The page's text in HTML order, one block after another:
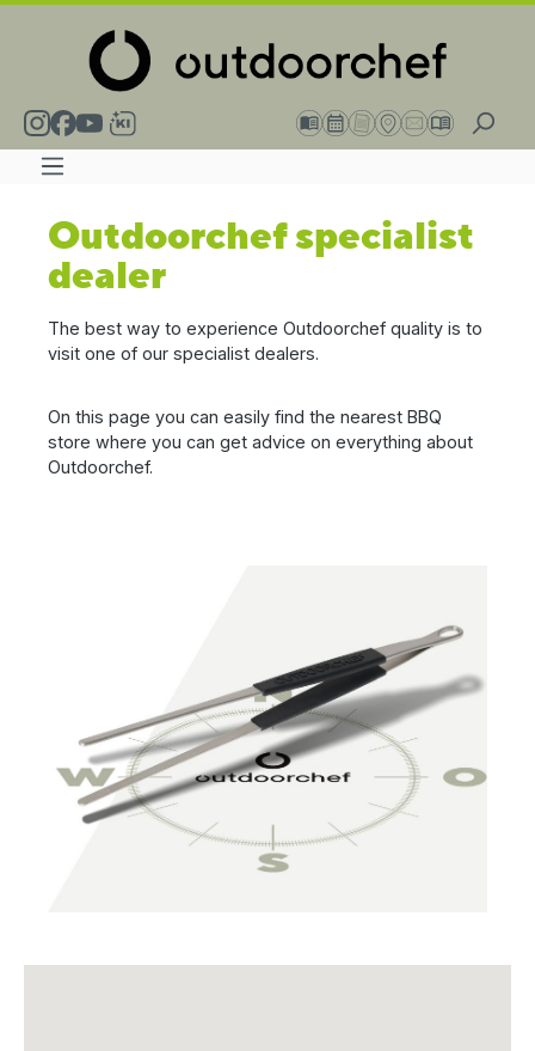
Outdoorchef specialist
dealer
The best way to experience Outdoorchef quality is to
visit one of our specialist dealers.
On this page you can easily find the nearest BBQ
store where you can get advice on everything about
Outdoorchef.